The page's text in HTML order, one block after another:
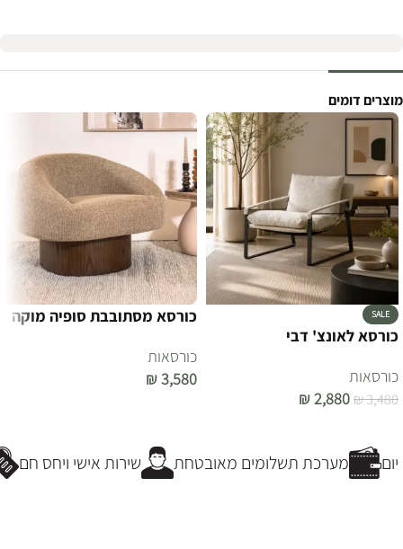
מוצרים דומים
SALE
כורסא לאונצ' דבי
כורסאות
₪3,480
₪2,880
כורסא מסתובבת סופיה מוקה
כורסאות
₪3,580
שירות אישי ויחס חם מערכת תשלומים מאובטחת